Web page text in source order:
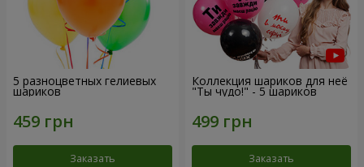
5 разноцветных гелиевых
шариков
Заказать
Коллекция шариков для неё
"Ты чудо!" - 5 шариков
Заказать